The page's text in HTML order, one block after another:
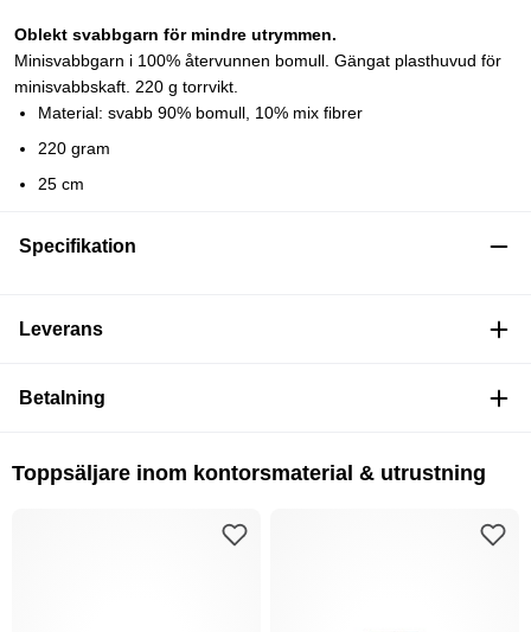
Oblekt svabbgarn för mindre utrymmen.
Minisvabbgarn i 100% återvunnen bomull. Gängat plasthuvud för
minisvabbskaft. 220 g torrvikt.
Material: svabb 90% bomull, 10% mix fibrer
220 gram
25 cm
Specifikation
Leverans
Betalning
Toppsäljare inom kontorsmaterial & utrustning